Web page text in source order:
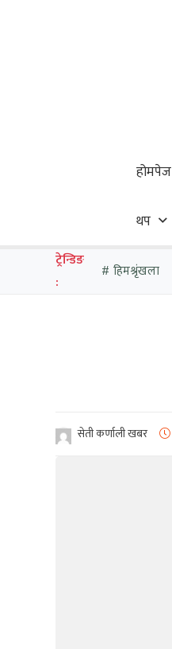
होमपेज
थप
ट्रेन्डिङ
:
हिमश्रृंखला
सेती कर्णाली खबर